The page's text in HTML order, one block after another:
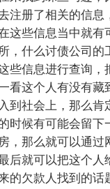
注册了相关的信息
这些信息当中就有
，什么讨债公司的
些信息进行查询，
看这个人有没有藏
到社会上，那么肯
时候有可能会留下
，那么就可以通过
后就可以把这个人
的欠款人找到的话